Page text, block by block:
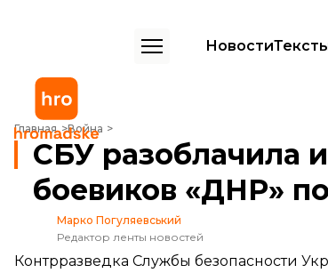
Новости
Главная Война
СБУ разоблачила информаторскую сеть боевиков
СБУ разоблачила
боевиков «ДНР»
Марко Погуляевський
Редактор ленты новостей
Контрразведка Службы безопасности